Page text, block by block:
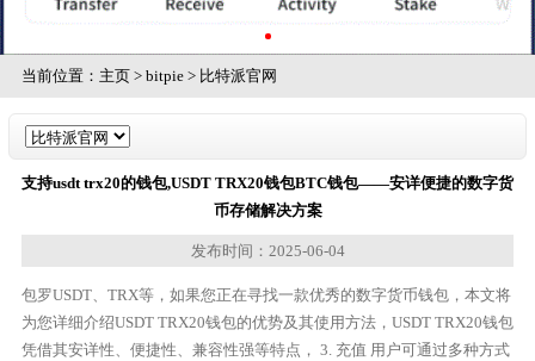
当前位置： 主页> bitpie> 比特派官网
支持usdt trx20的钱包,USDT TRX20钱包BTC钱包——安详便捷的数字货
币存储解决方案
发布时间：2025-06-04
包罗USDT、TRX等，如果您正在寻找一款优秀的数字货币钱包，本文将
为您详细介绍USDT TRX20钱包的优势及其使用方法，USDT TRX20钱包
凭借其安详性、便捷性、兼容性强等特点， 3. 充值 用户可通过多种方式